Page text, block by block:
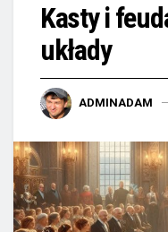
Kasty i
układy
ADMINADAM